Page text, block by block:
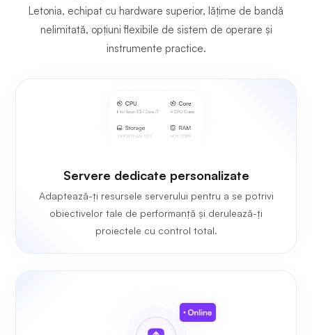
Letonia, echipat cu hardware superior, lățime de bandă
nelimitată, opțiuni flexibile de sistem de operare și
instrumente practice.
Servere dedicate personalizate
Adaptează-ți resursele serverului pentru a se potrivi
obiectivelor tale de performanță și derulează-ți
proiectele cu control total.